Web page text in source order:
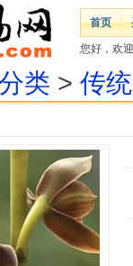
首页
您好，欢迎
类 > 传